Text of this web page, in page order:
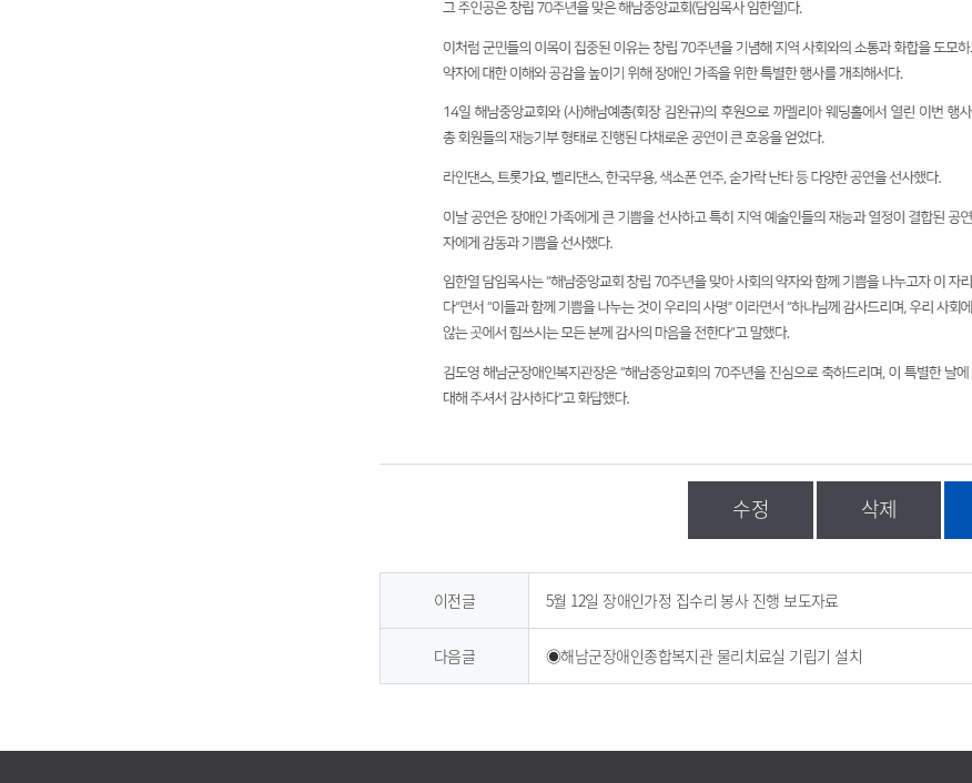
수정 삭제
게시판 이전글, 다음글 제목 알림
이전글 5월 12일 장애인가정 집수리 봉사 진행 보도자료
다음글 ◉해남군장애인종합복지관 물리치료실 기립기 설치